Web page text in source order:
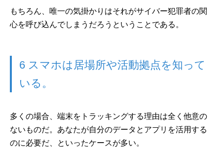
もちろん、唯一の気掛かりはそれがサイバー犯罪者の関
心を呼び込んでしまうだろうということである。
6 スマホは居場所や活動拠点を知って
いる。
多くの場合、端末をトラッキングする理由は全く他意の
ないものだ。あなたが自分のデータとアプリを活用する
のに必要だ、といったケースが多い。